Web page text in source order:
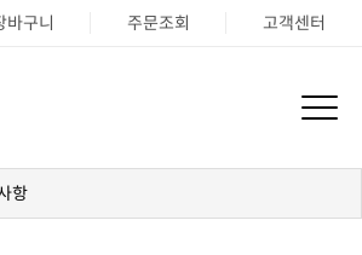
바구니 주문조회 고객센터
항